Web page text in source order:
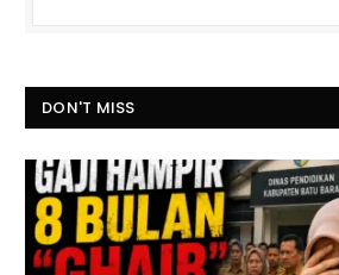
DON'T MISS